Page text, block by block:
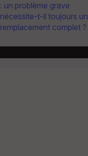
: un problème grave
nécessite-t-il toujours un
remplacement complet ?